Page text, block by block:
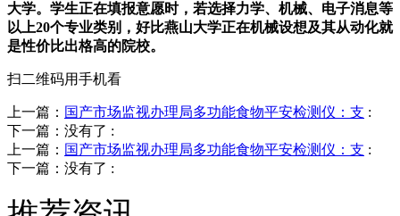
大学。学生正在填报意愿时，若选择力学、机械、电子消息等
以上20个专业类别，好比燕山大学正在机械设想及其从动化就
是性价比出格高的院校。
扫二维码用手机看
上一篇： 国产市场监视办理局多功能食物平安检测仪：支 :
下一篇：没有了 :
上一篇： 国产市场监视办理局多功能食物平安检测仪：支 :
下一篇：没有了 :